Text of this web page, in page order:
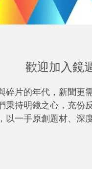
歡迎加入鏡
碎片的年代，新聞更
秉持明鏡之心，充份
以一手原創題材、深